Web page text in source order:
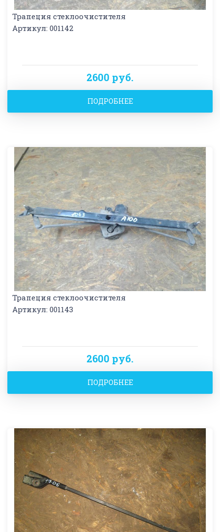
Трапеция стеклоочистителя
Артикул: 001142
2600 руб.
ПОДРОБНЕЕ
Трапеция стеклоочистителя
Артикул: 001143
2600 руб.
ПОДРОБНЕЕ